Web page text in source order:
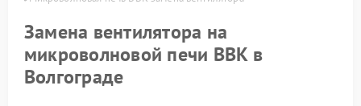
Замена вентилятора на
микроволновой печи BBK в
Волгограде